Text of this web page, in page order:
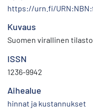
https://urn.fi/
Kuvaus
Suomen virallinen tilasto
ISSN
1236-9942
Aihealue
hinnat ja kustannukset